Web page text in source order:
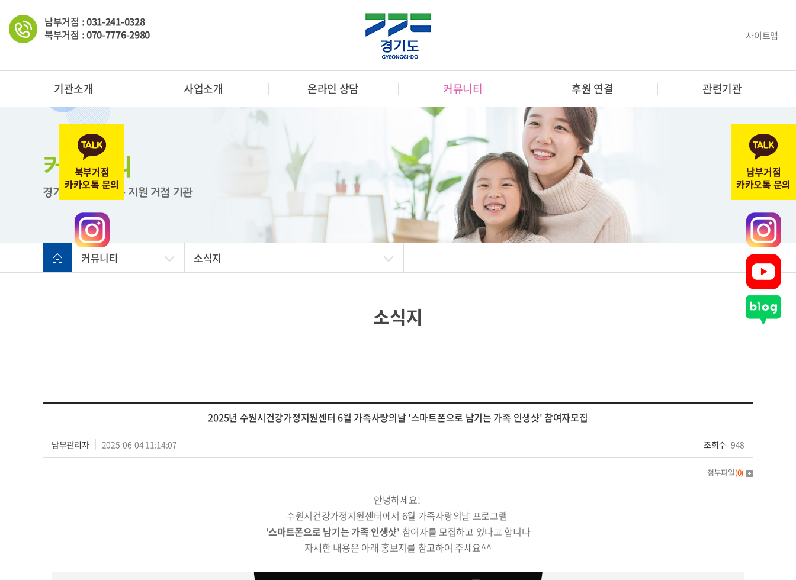
기관소개 사업소개 온라인 상담 커뮤니티 후원 연결 관련기관
남부거점 :031-241-0328
북부거점 :070-7776-2980 사이트맵
커뮤니티
경기도 한부모가족 지원 거점 기관
커뮤니티 소식지
소식지
2025년 수원시건강가정지원센터 6월 가족사랑의날 '스마트폰으로 남기는 가족 인생샷' 참여자모집
남부관리자 2025-06-04 11:14:07 조회수 948
첨부파일(0)
안녕하세요!
수원시건강가정지원센터에서 6월 가족사랑의날 프로그램
'스마트폰으로 남기는 가족 인생샷' 참여자를 모집하고 있다고 합니다
자세한 내용은 아래 홍보지를 참고하여 주세요^^
남부거점
카카오톡 문의
북부거점
카카오톡 문의